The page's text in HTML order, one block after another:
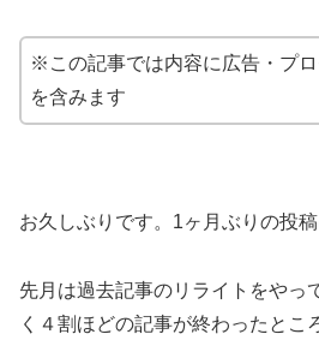
※この記事では内容に広告・プ
を含みます
お久しぶりです。1ヶ月ぶりの投
先月は過去記事のリライトをやっ
く４割ほどの記事が終わったとこ